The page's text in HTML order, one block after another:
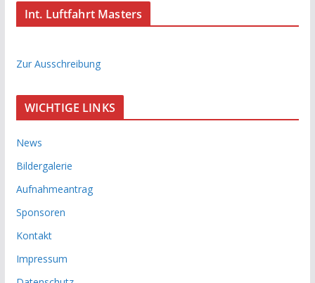
Int. Luftfahrt Masters
Zur Ausschreibung
WICHTIGE LINKS
News
Bildergalerie
Aufnahmeantrag
Sponsoren
Kontakt
Impressum